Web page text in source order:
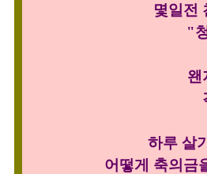
몇일전
"
왠
하루 살
어떻게 축의금